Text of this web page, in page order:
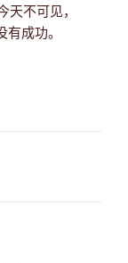
不可见，
成功。